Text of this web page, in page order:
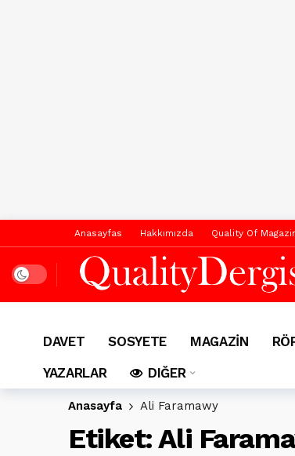
Anasayfas Hakkımızda Quality Of
Dark mode
DAVET SOSYETE MAGAZİN
YAZARLAR
DIĞER
Anasayfa Ali Faramawy
Etiket:Ali